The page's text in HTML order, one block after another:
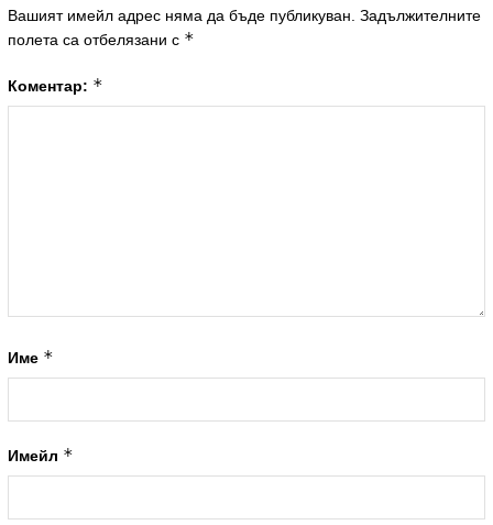
Вашият имейл адрес няма да бъде публикуван. Задължителните
полета са отбелязани с *
Коментар: *
Име *
Имейл *